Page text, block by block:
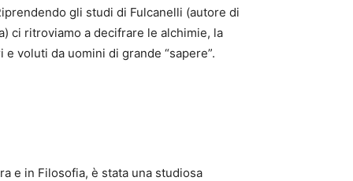
gli studi di Fulcanelli (autore di
ci ritroviamo a decifrare le alchimie, la
voluti da uomini di grande “sapere”.
e in Filosofia, è stata una studiosa